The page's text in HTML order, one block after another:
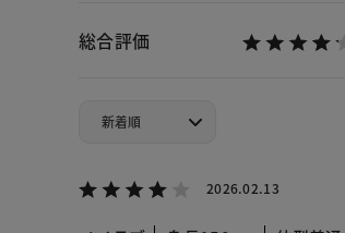
総合評価
2026.02.13